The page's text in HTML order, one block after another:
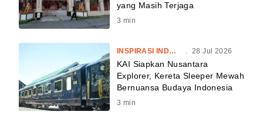
yang Masih Terjaga
3 min
INSPIRASI INDONESIA . 28 Jul 2026
KAI Siapkan Nusantara
Explorer, Kereta Sleeper Mewah
Bernuansa Budaya Indonesia
3 min